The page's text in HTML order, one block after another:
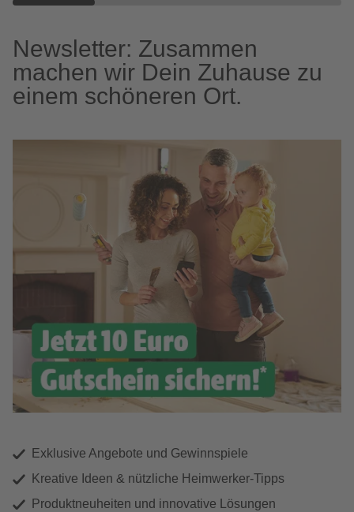
Newsletter: Zusammen
machen wir Dein Zuhause zu
einem schöneren Ort.
Exklusive Angebote und Gewinnspiele
Kreative Ideen & nützliche Heimwerker-Tipps
Produktneuheiten und innovative Lösungen